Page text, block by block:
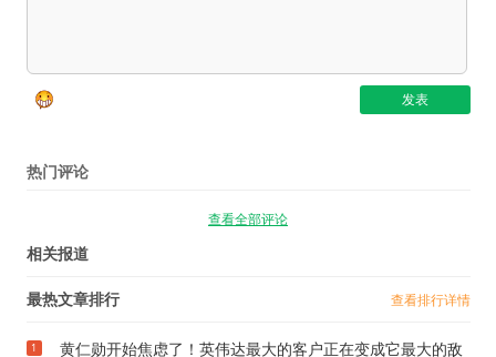
热门评论
查看全部评论
相关报道
最热文章排行 查看排行详情
1
黄仁勋开始焦虑了！英伟达最大的客户正在变成它最大的敌